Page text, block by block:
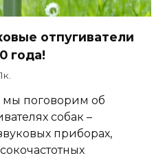
отпугиватели
года!
1к.
мы поговорим об
собак –
приборах,